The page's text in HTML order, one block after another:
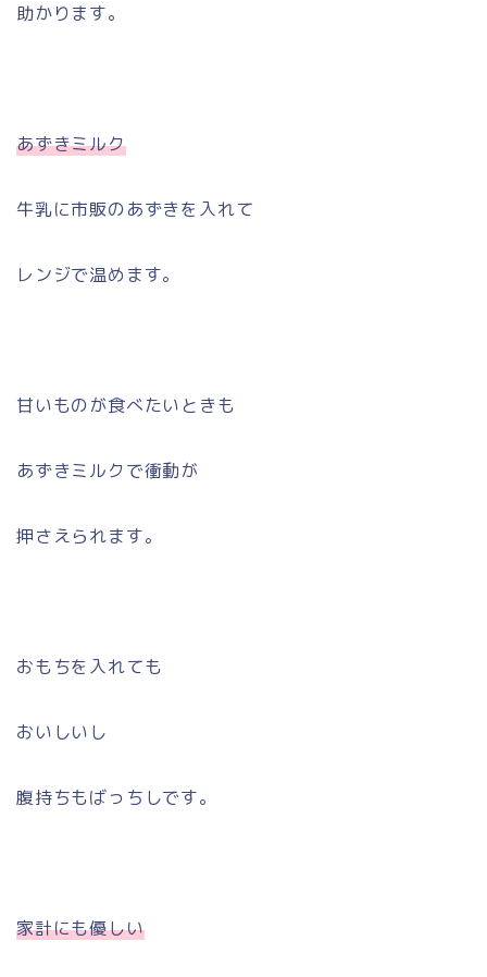
助かります。
あずきミルク
牛乳に市販のあずきを入れて
レンジで温めます。
甘いものが食べたいときも
あずきミルクで衝動が
押さえられます。
おもちを入れても
おいしいし
腹持ちもばっちしです。
家計にも優しい